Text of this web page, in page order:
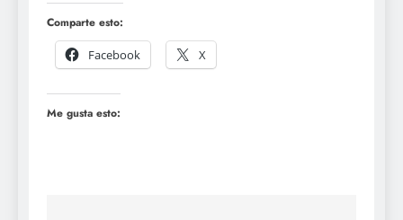
Comparte esto:
Facebook
X
Me gusta esto: